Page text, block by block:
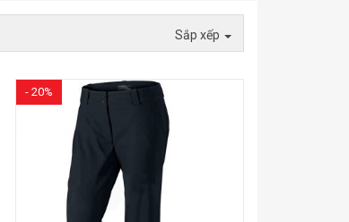
Sắp xếp
- 20%